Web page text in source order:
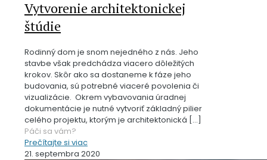
Vytvorenie architektonickej
štúdie
Rodinný dom je snom nejedného z nás. Jeho
stavbe však predchádza viacero dôležitých
krokov. Skôr ako sa dostaneme k fáze jeho
budovania, sú potrebné viaceré povolenia či
vizualizácie. Okrem vybavovania úradnej
dokumentácie je nutné vytvoriť základný pilier
celého projektu, ktorým je architektonická […]
Páči sa vám?
Prečítajte si viac
21. septembra 2020